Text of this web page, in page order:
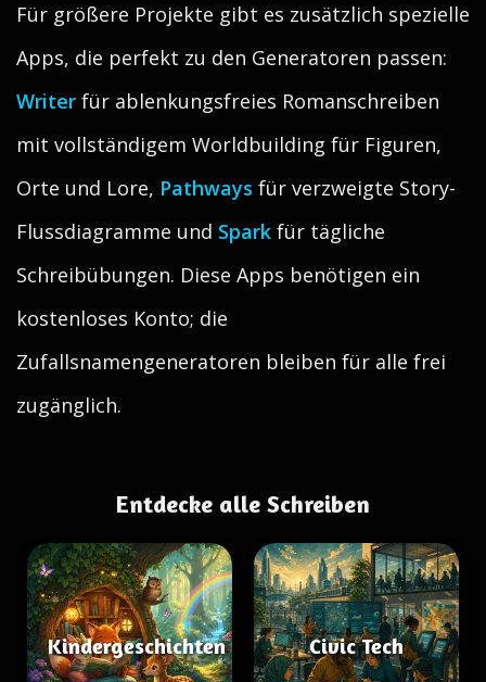
Für größere Projekte gibt es zusätzlich spezielle
Apps, die perfekt zu den Generatoren passen:
Writer für ablenkungsfreies Romanschreiben
mit vollständigem Worldbuilding für Figuren,
Orte und Lore, Pathways für verzweigte Story-
Flussdiagramme und Spark für tägliche
Schreibübungen. Diese Apps benötigen ein
kostenloses Konto; die
Zufallsnamengeneratoren bleiben für alle frei
zugänglich.
Entdecke alle Schreiben
Kindergeschichten Civic Tech